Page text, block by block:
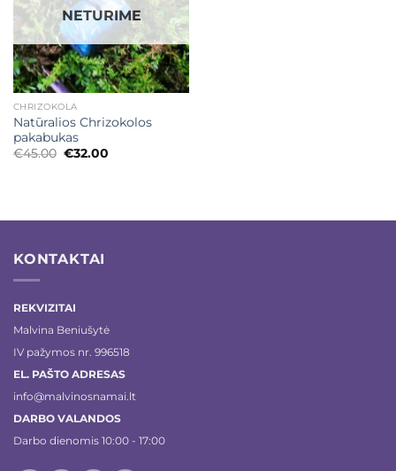
NETURIME
CHRIZOKOLA
Natūralios Chrizokolos
pakabukas
€45.00 Original
€32.00Current
KONTAKTAI
REKVIZITAI
Malvina Beniušytė
IV pažymos nr. 996518
EL. PAŠTO ADRESAS
info@malvinosnamai.lt
DARBO VALANDOS
Darbo dienomis 10:00 - 17:00